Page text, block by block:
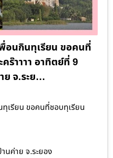
นกินทุเรียน ขอคนที่
ร๊าาาา อาทิตย์ที่ 9
ย จ.ระย…
รียน ขอคนที่ชอบทุเรียน
นค่าย จ.ระยอง